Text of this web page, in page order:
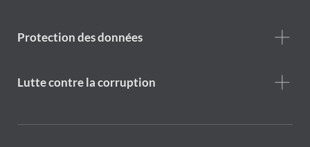
Protection des données
Lutte contre la corruption